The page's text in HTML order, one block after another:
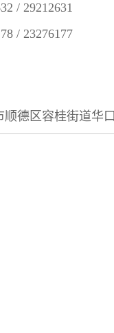
/ 29212631
/ 23276177
德区容桂街道华